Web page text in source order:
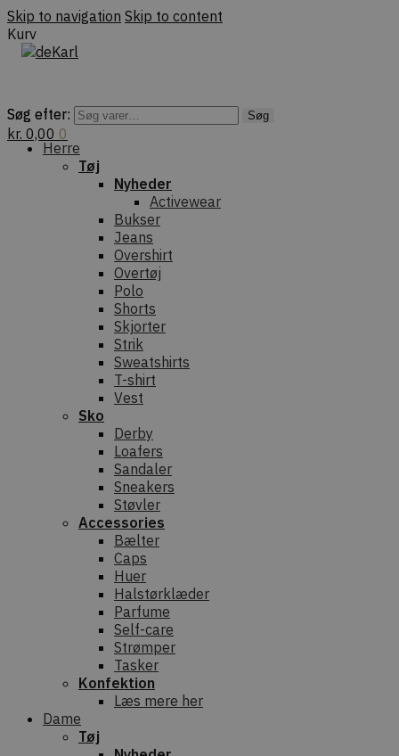
Skip to navigation Skip to content
Kurv
Søg efter: Søg
kr. 0,00 0
Søg efter: Søg
Herre
Tøj
Nyheder
Activewear
Bukser
Jeans
Overshirt
Overtøj
Polo
Shorts
Skjorter
Strik
Sweatshirts
T-shirt
Vest
Sko
Derby
Loafers
Sandaler
Sneakers
Støvler
Accessories
Bælter
Caps
Huer
Halstørklæder
Parfume
Self-care
Strømper
Tasker
Konfektion
Læs mere her
Dame
Tøj